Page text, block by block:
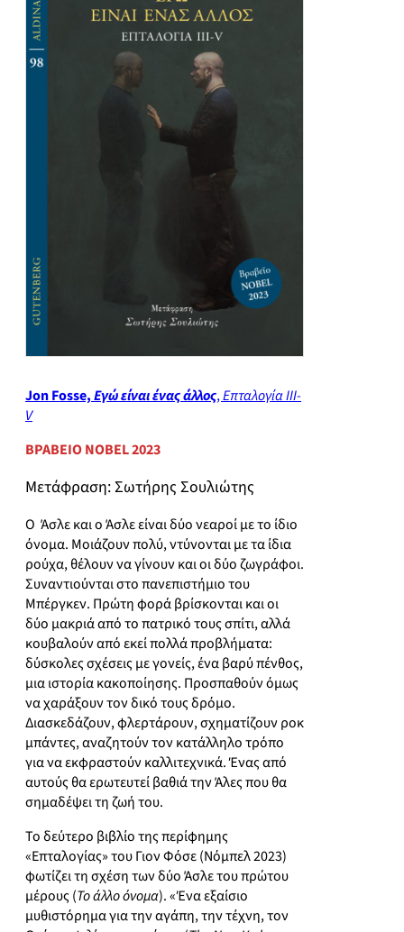
Jon Fosse,Εγώ είναι ένας άλλος,Επταλογία III-
V
ΒΡΑΒΕΙΟ NOBEL 2023
Μετάφραση: Σωτήρης Σουλιώτης
Ο Άσλε και ο Άσλε είναι δύο νεαροί με το ίδιο
όνομα. Μοιάζουν πολύ, ντύνονται με τα ίδια
ρούχα, θέλουν να γίνουν και οι δύο ζωγράφοι.
Συναντιούνται στο πανεπιστήμιο του
Μπέργκεν. Πρώτη φορά βρίσκονται και οι
δύο μακριά από το πατρικό τους σπίτι, αλλά
κουβαλούν από εκεί πολλά προβλήματα:
δύσκολες σχέσεις με γονείς, ένα βαρύ πένθος,
μια ιστορία κακοποίησης. Προσπαθούν όμως
να χαράξουν τον δικό τους δρόμο.
Διασκεδάζουν, φλερτάρουν, σχηματίζουν ροκ
μπάντες, αναζητούν τον κατάλληλο τρόπο
για να εκφραστούν καλλιτεχνικά. Ένας από
αυτούς θα ερωτευτεί βαθιά την Άλες που θα
σημαδέψει τη ζωή του.
Το δεύτερο βιβλίο της περίφημης
«Επταλογίας» του Γιον Φόσε (Νόμπελ 2023)
φωτίζει τη σχέση των δύο Άσλε του πρώτου
μέρους (Το άλλο όνομα). «Ένα εξαίσιο
μυθιστόρημα για την αγάπη, την τέχνη, τον